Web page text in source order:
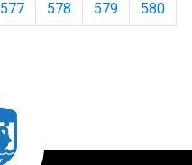
577 578 579
580